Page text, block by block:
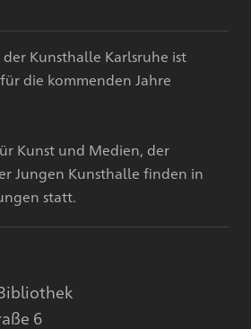
Kunsthalle Karlsruhe ist
die kommenden Jahre
Kunst und Medien, der
Jungen Kunsthalle finden in
statt.
6